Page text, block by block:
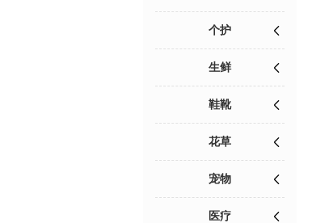
个护
生鲜
鞋靴
花草
宠物
医疗